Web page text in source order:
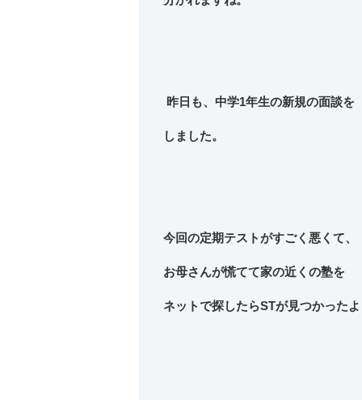
昨日も、中学1年生の新規の面談を
しました。
今回の定期テストがすごく悪くて、
お母さんが慌てて家の近くの塾を
ネットで探したらSTが見つかった